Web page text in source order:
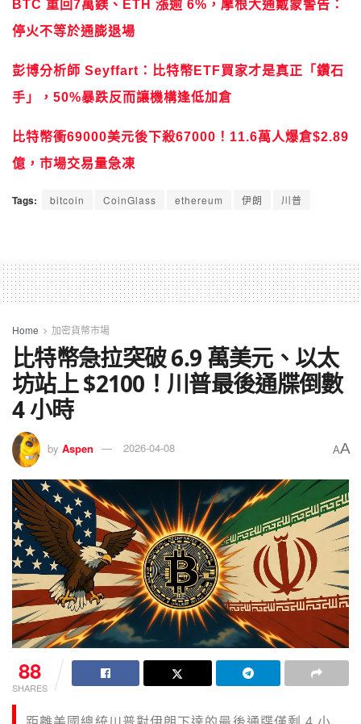
BTC 重回7萬鎂、ETH 漲逾 6%，摩根大通戴蒙警告：
停火不等於通膨退場
彭博分析師 Seyffart：比特幣ETF買家才是真正「鑽石
手」，50%暴跌反而讓機構逢低加倉
比特幣衝69000美元後下殺67000！11.6萬人爆倉$2.89
億，市場交易量急凍
Tags: bitcoin CoinGlass ethereum 伊朗 川普
Home 加密貨幣市場
比特幣急拉突破 6.9 萬美元、以太
坊站上 $2100！川普最後通牒倒數
4 小時
by Aspen 2026-04-08 AA
88
SHARES